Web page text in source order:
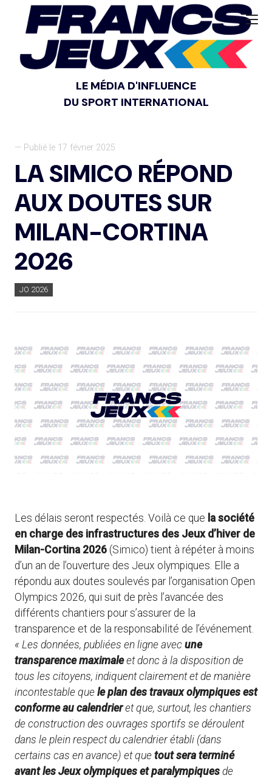
LE MÉDIA D'INFLUENCE
DU SPORT INTERNATIONAL
— Publié le 17 février 2025
LA SIMICO RÉPOND
AUX DOUTES SUR
MILAN-CORTINA
2026
JO 2026
Les délais seront respectés. Voilà ce que la société
en charge des infrastructures des Jeux d’hiver de
Milan-Cortina 2026 (Simico) tient à répéter à moins
d’un an de l’ouverture des Jeux olympiques. Elle a
répondu aux doutes soulevés par l’organisation Open
Olympics 2026, qui suit de près l’avancée des
différents chantiers pour s’assurer de la
transparence et de la responsabilité de l’événement.
« Les données, publiées en ligne avec une
transparence maximaleet donc à la disposition de
tous les citoyens, indiquent clairement et de manière
incontestable que le plan des travaux olympiques est
conforme au calendrieret que, surtout, les chantiers
de construction des ouvrages sportifs se déroulent
dans le plein respect du calendrier établi (dans
certains cas en avance) et que tout sera terminé
avant les Jeux olympiques et paralympiques de